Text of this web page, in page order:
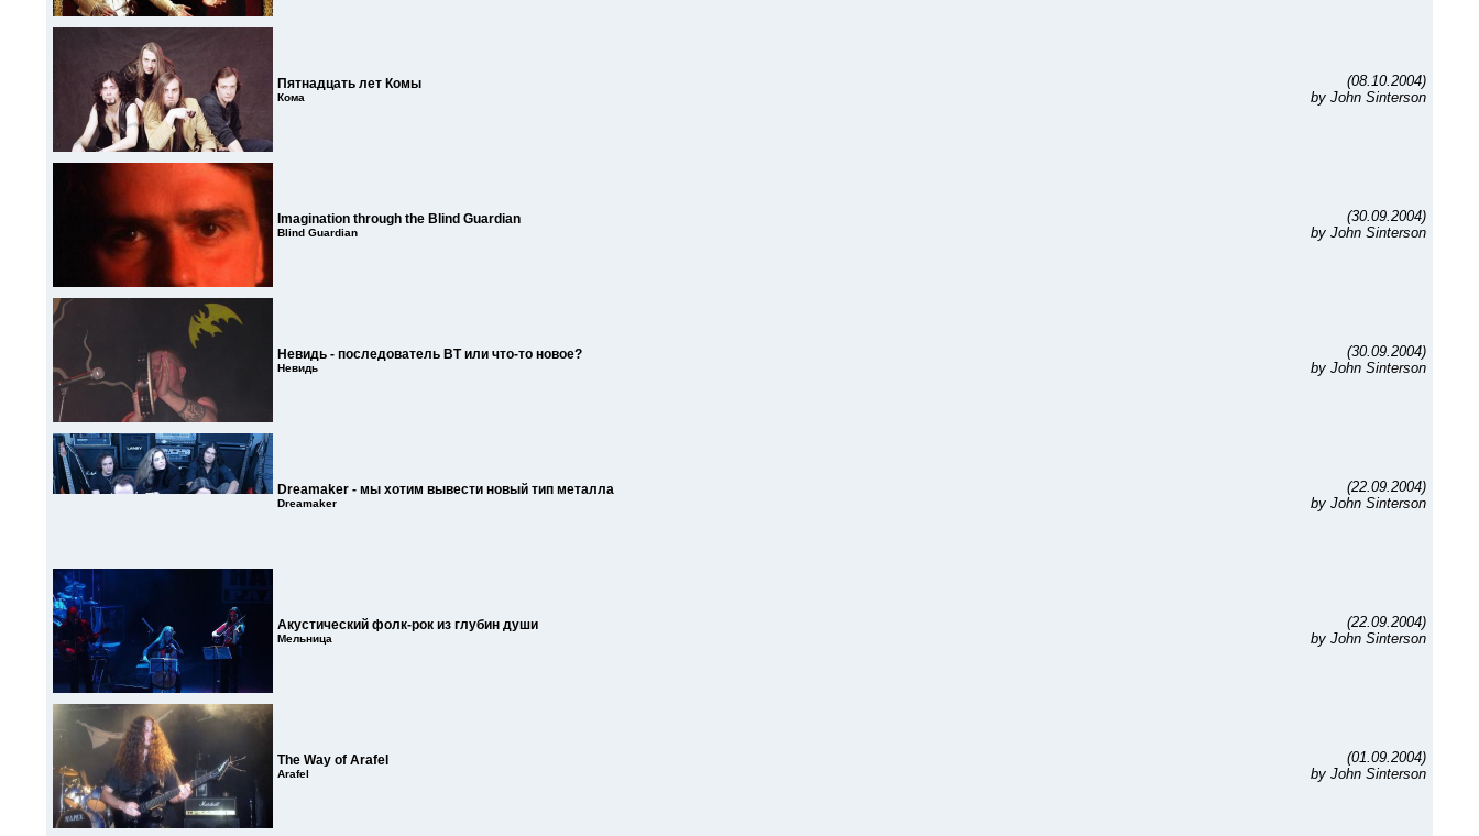
Пятнадцать лет Комы
Кома
(08.10.2004)
by John Sinterson
Imagination through the Blind Guardian
Blind Guardian
(30.09.2004)
by John Sinterson
Невидь - последователь BT или что-то новое?
Невидь
(30.09.2004)
by John Sinterson
Dreamaker - мы хотим вывести новый тип металла
Dreamaker
(22.09.2004)
by John Sinterson
Акустический фолк-рок из глубин души
Мельница
(22.09.2004)
by John Sinterson
The Way of Arafel
Arafel
(01.09.2004)
by John Sinterson